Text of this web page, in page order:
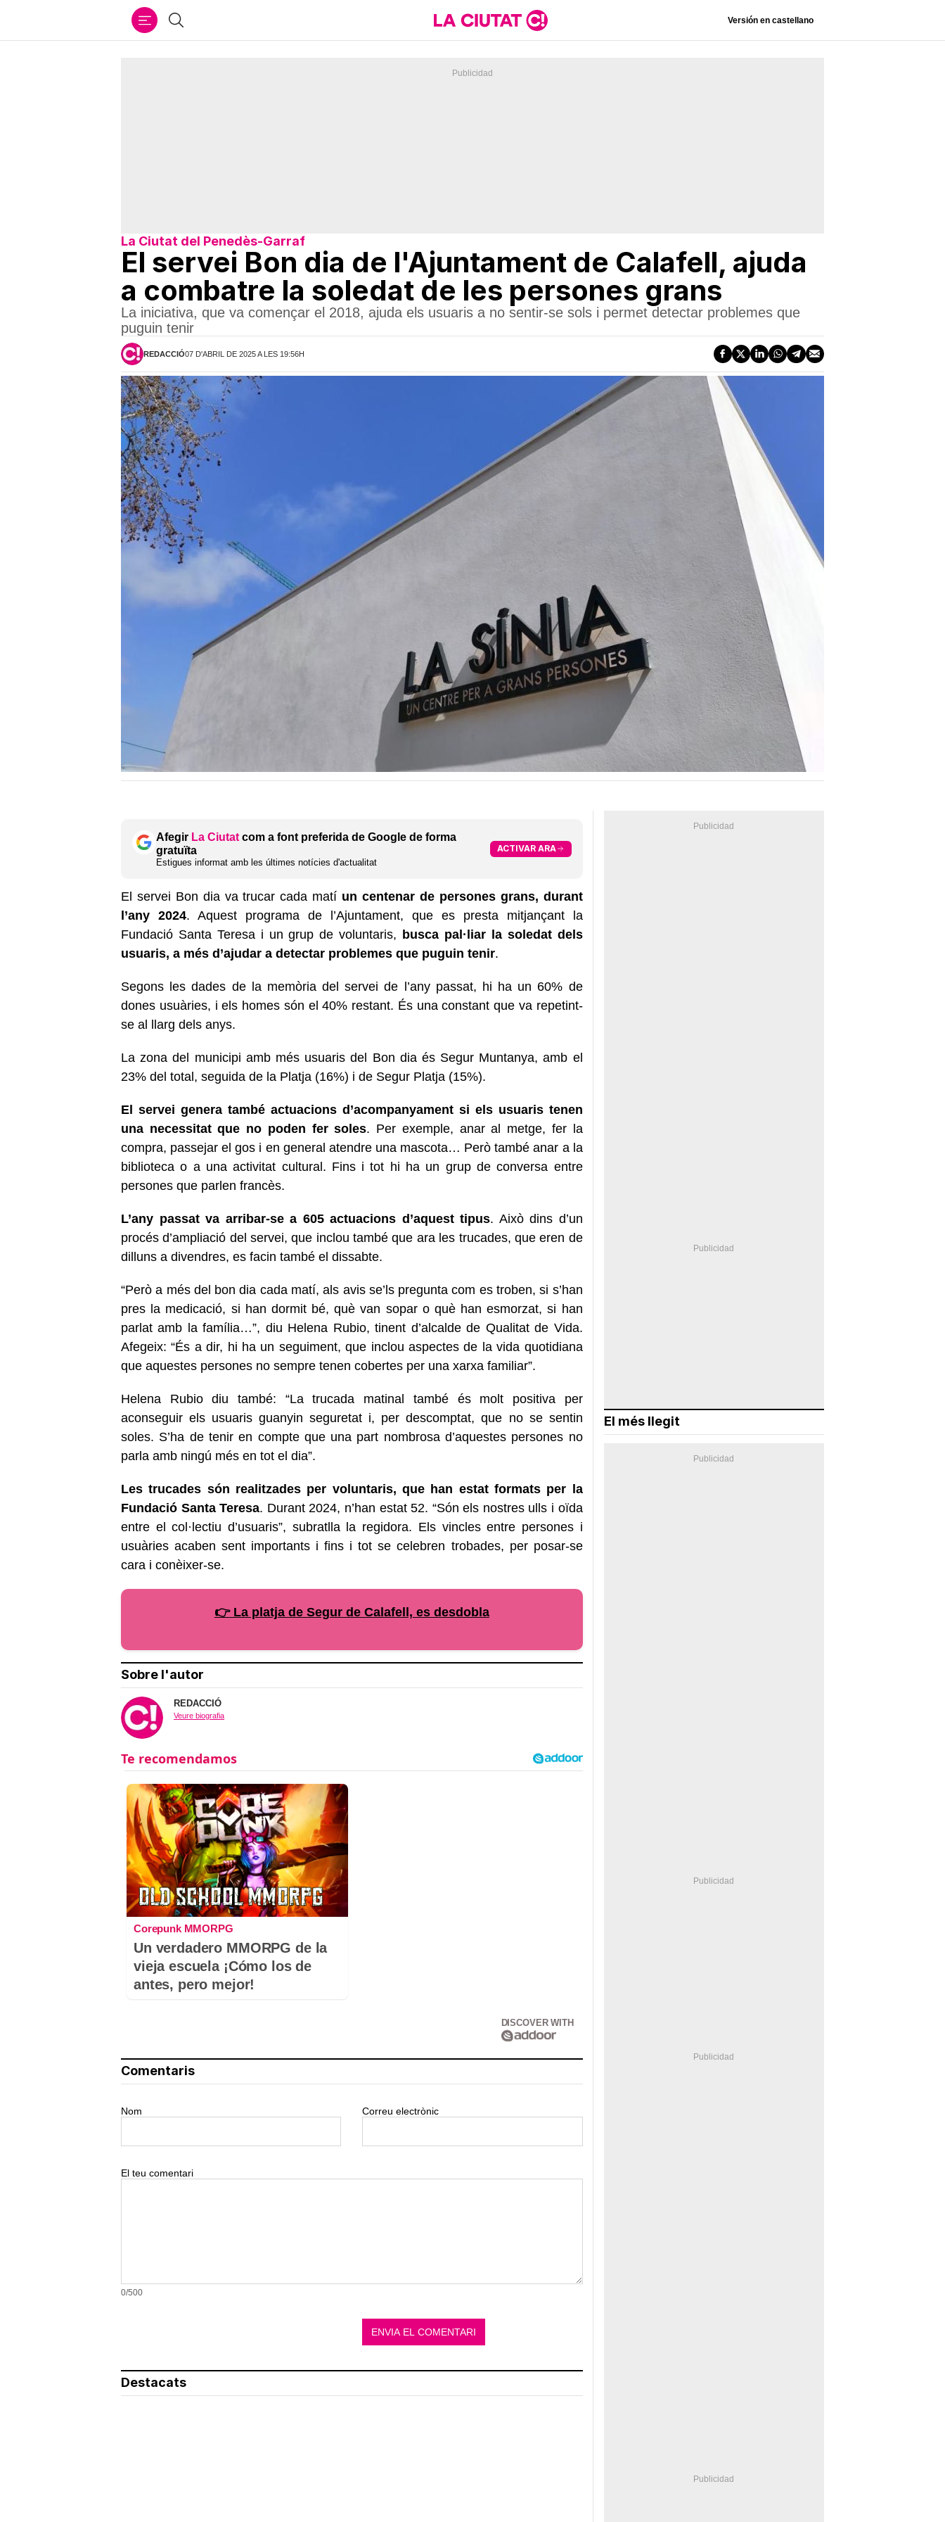
Cercar Versión en castellano
La Ciutat del Penedès-Garraf
El servei Bon dia de l'Ajuntament de Calafell, ajuda
a combatre la soledat de les persones grans
La iniciativa, que va començar el 2018, ajuda els usuaris a no sentir-se sols i permet detectar problemes que
puguin tenir
REDACCIÓ07 D'ABRIL DE 2025 A LES 19:56H
Afegir La Ciutat com a font preferida de Google de forma
gratuïta
Estigues informat amb les últimes notícies d'actualitat
ACTIVAR ARA
El servei Bon dia va trucar cada matí un centenar de persones grans, durant
l’any 2024. Aquest programa de l’Ajuntament, que es presta mitjançant la
Fundació Santa Teresa i un grup de voluntaris, busca pal·liar la soledat dels
usuaris, a més d’ajudar a detectar problemes que puguin tenir.
Segons les dades de la memòria del servei de l’any passat, hi ha un 60% de
dones usuàries, i els homes són el 40% restant. És una constant que va repetint-
se al llarg dels anys.
La zona del municipi amb més usuaris del Bon dia és Segur Muntanya, amb el
23% del total, seguida de la Platja (16%) i de Segur Platja (15%).
El servei genera també actuacions d’acompanyament si els usuaris tenen
una necessitat que no poden fer soles. Per exemple, anar al metge, fer la
compra, passejar el gos i en general atendre una mascota… Però també anar a la
biblioteca o a una activitat cultural. Fins i tot hi ha un grup de conversa entre
persones que parlen francès.
L’any passat va arribar-se a 605 actuacions d’aquest tipus. Això dins d’un
procés d’ampliació del servei, que inclou també que ara les trucades, que eren de
dilluns a divendres, es facin també el dissabte.
“Però a més del bon dia cada matí, als avis se’ls pregunta com es troben, si s’han
pres la medicació, si han dormit bé, què van sopar o què han esmorzat, si han
parlat amb la família…”, diu Helena Rubio, tinent d’alcalde de Qualitat de Vida.
Afegeix: “És a dir, hi ha un seguiment, que inclou aspectes de la vida quotidiana
que aquestes persones no sempre tenen cobertes per una xarxa familiar”.
Helena Rubio diu també: “La trucada matinal també és molt positiva per
aconseguir els usuaris guanyin seguretat i, per descomptat, que no se sentin
soles. S’ha de tenir en compte que una part nombrosa d’aquestes persones no
parla amb ningú més en tot el dia”.
Les trucades són realitzades per voluntaris, que han estat formats per la
Fundació Santa Teresa. Durant 2024, n’han estat 52. “Són els nostres ulls i oïda
entre el col·lectiu d’usuaris”, subratlla la regidora. Els vincles entre persones i
usuàries acaben sent importants i fins i tot se celebren trobades, per posar-se
cara i conèixer-se.
👉 La platja de Segur de Calafell, es desdobla
Sobre l'autor
REDACCIÓ
Veure biografia
Corepunk MMORPG
Un verdadero MMORPG de la
vieja escuela ¡Cómo los de
antes, pero mejor!
DISCOVER WITH
Comentaris
Nom Correu electrònic
El teu comentari
0/500
Destacats
El més llegit